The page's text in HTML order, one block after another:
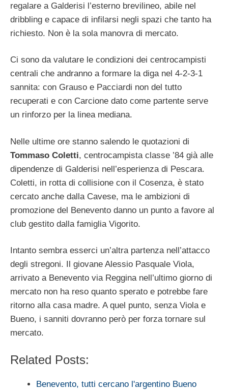
regalare a Galderisi l’esterno brevilineo, abile nel
dribbling e capace di infilarsi negli spazi che tanto ha
richiesto. Non è la sola manovra di mercato.
Ci sono da valutare le condizioni dei centrocampisti
centrali che andranno a formare la diga nel 4-2-3-1
sannita: con Grauso e Pacciardi non del tutto
recuperati e con Carcione dato come partente serve
un rinforzo per la linea mediana.
Nelle ultime ore stanno salendo le quotazioni di
Tommaso Coletti, centrocampista classe ’84 già alle
dipendenze di Galderisi nell’esperienza di Pescara.
Coletti, in rotta di collisione con il Cosenza, è stato
cercato anche dalla Cavese, ma le ambizioni di
promozione del Benevento danno un punto a favore al
club gestito dalla famiglia Vigorito.
Intanto sembra esserci un’altra partenza nell’attacco
degli stregoni. Il giovane Alessio Pasquale Viola,
arrivato a Benevento via Reggina nell’ultimo giorno di
mercato non ha reso quanto sperato e potrebbe fare
ritorno alla casa madre. A quel punto, senza Viola e
Bueno, i sanniti dovranno però per forza tornare sul
mercato.
Related Posts:
Benevento, tutti cercano l'argentino Bueno